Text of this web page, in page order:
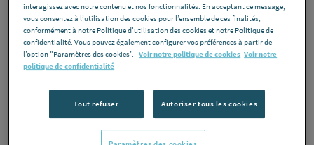
Radiateur fonte et plisse
interagissez avec notre contenu et nos fonctionnalités. En acceptant ce message,
vous consentez à l’utilisation des cookies pour l’ensemble de ces finalités,
conformément à notre Politique d'utilisation des cookies et notre Politique de
confidentialité. Vous pouvez également configurer vos préférences à partir de
l’option "Paramètres des cookies”. Voir notre politique de cookies Voir notre
politique de confidentialité
Tout refuser Autoriser tous les cookies